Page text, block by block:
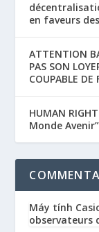
en faveurs
ATTENTION
PAS SON
COUPABLE DE
HUMAN
Monde Avenir”
Máy tính
observateurs